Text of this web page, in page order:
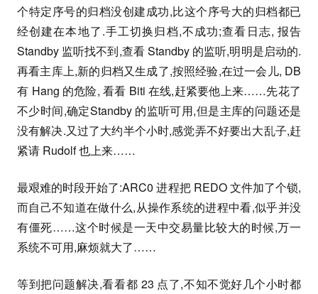
个特定序号的归档没创建成功,比这个序号大的归档都已
经创建在本地了.手工切换归档,不成功;查看日志, 报告
Standby 监听找不到,查看 Standby 的监听,明明是启动的.
再看主库上,新的归档又生成了,按照经验,在过一会儿, DB
有 Hang 的危险, 看看 Biti 在线,赶紧要他上来……先花了
不少时间,确定Standby 的监听可用,但是主库的问题还是
没有解决.又过了大约半个小时,感觉弄不好要出大乱子,赶
紧请 Rudolf 也上来……
最艰难的时段开始了:ARC0 进程把 REDO 文件加了个锁,
而自己不知道在做什么,从操作系统的进程中看,似乎并没
有僵死……这个时候是一天中交易量比较大的时候,万一
系统不可用,麻烦就大了……
等到把问题解决,看看都 23 点了,不知不觉好几个小时都